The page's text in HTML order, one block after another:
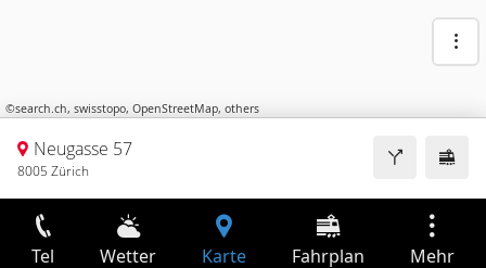
©search.ch, swisstopo, OpenStreetMap, others
Neugasse 57
8005 Zürich
Tel Wetter Karte Fahrplan Mehr